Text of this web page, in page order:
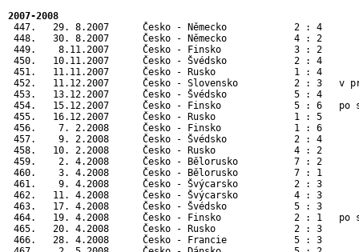
2007-2008
447.   29. 8.2007      Česko - Německo            2 : 4
448.   30. 8.2007      Česko - Německo            4 : 2
449.    8.11.2007      Česko - Finsko             3 : 2
450.   10.11.2007      Česko - Švédsko            2 : 4
451.   11.11.2007      Česko - Rusko              1 : 4
452.   11.12.2007      Česko - Slovensko          2 : 3   v
453.   13.12.2007      Česko - Švédsko            5 : 4
454.   15.12.2007      Česko - Finsko             5 : 6   po
455.   16.12.2007      Česko - Rusko              1 : 5
456.    7. 2.2008      Česko - Finsko             1 : 6
457.    9. 2.2008      Česko - Švédsko            2 : 4
458.   10. 2.2008      Česko - Rusko              4 : 2
459.    2. 4.2008      Česko - Bělorusko          7 : 2
460.    3. 4.2008      Česko - Bělorusko          7 : 1
461.    9. 4.2008      Česko - Švýcarsko          2 : 3
462.   11. 4.2008      Česko - Švýcarsko          4 : 3
463.   17. 4.2008      Česko - Švédsko            5 : 3
464.   19. 4.2008      Česko - Finsko             2 : 1   po
465.   20. 4.2008      Česko - Rusko              2 : 3
466.   28. 4.2008      Česko - Francie            5 : 3